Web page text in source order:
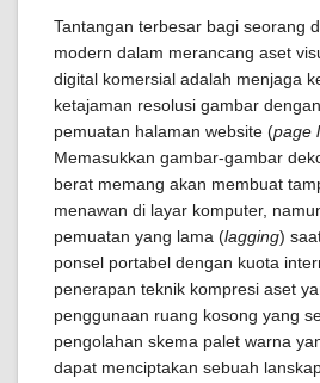
Tantangan terbesar bagi seorang
modern dalam merancang aset
digital komersial adalah menjaga
ketajaman resolusi gambar
pemuatan halaman website (page
Memasukkan gambar-gambar
berat memang akan membuat
menawan di layar komputer,
pemuatan yang lama (lagging)
ponsel portabel dengan kuota
penerapan teknik kompresi aset
penggunaan ruang kosong yang
pengolahan skema palet warna
dapat menciptakan sebuah